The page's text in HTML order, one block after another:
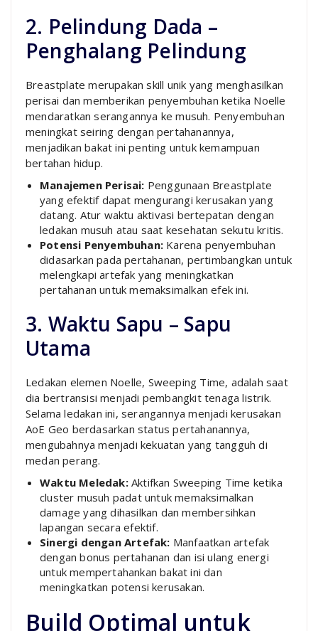
2. Pelindung Dada –
Penghalang Pelindung
Breastplate merupakan skill unik yang menghasilkan
perisai dan memberikan penyembuhan ketika Noelle
mendaratkan serangannya ke musuh. Penyembuhan
meningkat seiring dengan pertahanannya,
menjadikan bakat ini penting untuk kemampuan
bertahan hidup.
Manajemen Perisai: Penggunaan Breastplate
yang efektif dapat mengurangi kerusakan yang
datang. Atur waktu aktivasi bertepatan dengan
ledakan musuh atau saat kesehatan sekutu kritis.
Potensi Penyembuhan: Karena penyembuhan
didasarkan pada pertahanan, pertimbangkan untuk
melengkapi artefak yang meningkatkan
pertahanan untuk memaksimalkan efek ini.
3. Waktu Sapu – Sapu
Utama
Ledakan elemen Noelle, Sweeping Time, adalah saat
dia bertransisi menjadi pembangkit tenaga listrik.
Selama ledakan ini, serangannya menjadi kerusakan
AoE Geo berdasarkan status pertahanannya,
mengubahnya menjadi kekuatan yang tangguh di
medan perang.
Waktu Meledak:Aktifkan Sweeping Time ketika
cluster musuh padat untuk memaksimalkan
damage yang dihasilkan dan membersihkan
lapangan secara efektif.
Sinergi dengan Artefak: Manfaatkan artefak
dengan bonus pertahanan dan isi ulang energi
untuk mempertahankan bakat ini dan
meningkatkan potensi kerusakan.
Build Optimal untuk